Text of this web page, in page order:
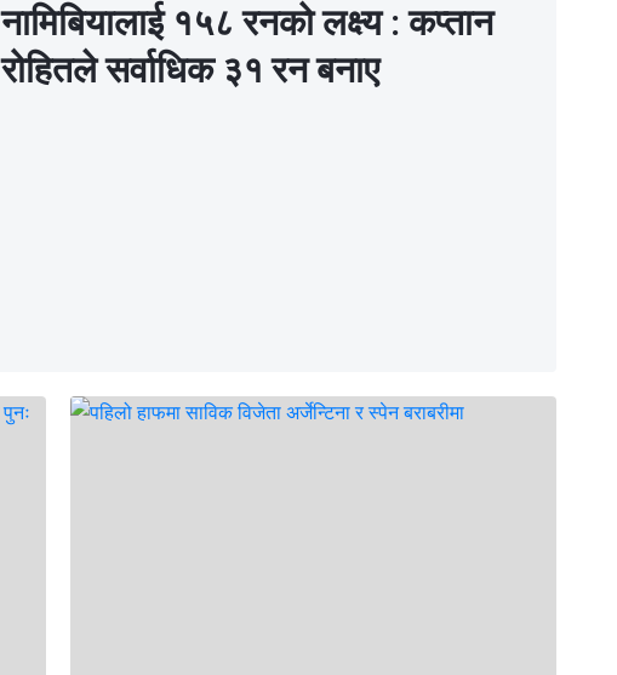
नामिबियालाई १५८ रनको लक्ष्य : कप्तान
रोहितले सर्वाधिक ३१ रन बनाए